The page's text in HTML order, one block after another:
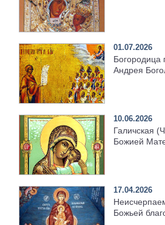
01.07.2026
Богородица
Андрея
10.06.2026
Галичская (Чухломская) икона
Божией
17.04.2026
Неисчерпаемый
Божьей